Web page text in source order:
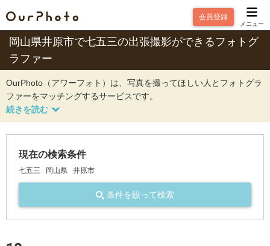
会員登録
メニュー
岡山県井原市で七五三の出張撮影ができるフォトグ
ラファー
OurPhoto（アワーフォト）は、写真を撮ってほしい人とフォトグラ
ファーをマッチングするサービスです。
現在の検索条件
七五三 岡山県 井原市
条件を絞って検索